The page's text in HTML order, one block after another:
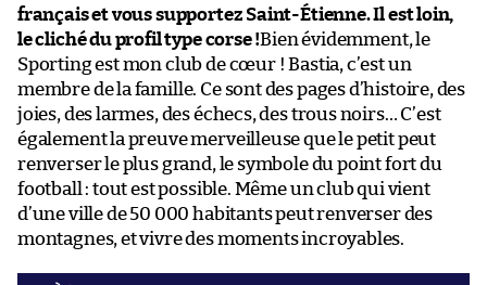
français et vous supportez Saint-Étienne. Il est loin,
le cliché du profil type corse !Bien évidemment, le
Sporting est mon club de cœur ! Bastia, c’est un
membre de la famille. Ce sont des pages d’histoire, des
joies, des larmes, des échecs, des trous noirs… C’est
également la preuve merveilleuse que le petit peut
renverser le plus grand, le symbole du point fort du
football : tout est possible. Même un club qui vient
d’une ville de 50 000 habitants peut renverser des
montagnes, et vivre des moments incroyables.